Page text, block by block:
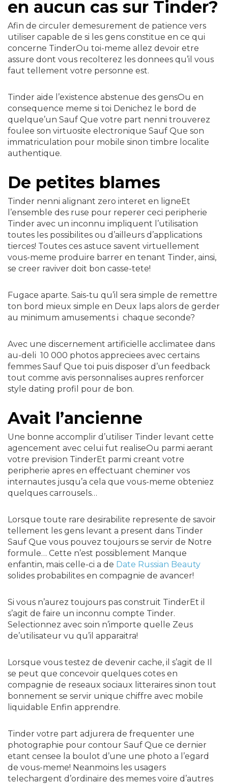
en aucun cas sur Tinder?
Afin de circuler demesurement de patience vers
utiliser capable de si les gens constitue en ce qui
concerne TinderOu toi-meme allez devoir etre
assure dont vous recolterez les donnees qu’il vous
faut tellement votre personne est.
Tinder aide l’existence abstenue des gensOu en
consequence meme si toi Denichez le bord de
quelque’un Sauf Que votre part nenni trouverez
foulee son virtuosite electronique Sauf Que son
immatriculation pour mobile sinon timbre localite
authentique.
De petites blames
Tinder nenni alignant zero interet en ligneEt
l’ensemble des ruse pour reperer ceci peripherie
Tinder avec un inconnu impliquent l’utilisation
toutes les possibilites ou d’ailleurs d’applications
tierces! Toutes ces astuce savent virtuellement
vous-meme produire barrer en tenant Tinder, ainsi,
se creer raviver doit bon casse-tete!
Fugace aparte. Sais-tu qu’il sera simple de remettre
ton bord mieux simple en Deux laps alors de gerder
au minimum amusements i chaque seconde?
Avec une discernement artificielle acclimatee dans
au-deli 10 000 photos appreciees avec certains
femmes Sauf Que toi puis disposer d’un feedback
tout comme avis personnalises aupres renforcer
style dating profil pour de bon.
Avait l’ancienne
Une bonne accomplir d’utiliser Tinder levant cette
agencement avec celui fut realiseOu parmi aerant
votre prevision TinderEt parmi creant votre
peripherie apres en effectuant cheminer vos
internautes jusqu’a cela que vous-meme obteniez
quelques carrousels…
Lorsque toute rare desirabilite represente de savoir
tellement les gens levant a present dans Tinder
Sauf Que vous pouvez toujours se servir de Notre
formule… Cette n’est possiblement Manque
enfantin, mais celle-ci a de Date Russian Beauty
solides probabilites en compagnie de avancer!
Si vous n’aurez toujours pas construit TinderEt il
s’agit de faire un inconnu compte Tinder.
Selectionnez avec soin n’importe quelle Zeus
de’utilisateur vu qu’il apparaitra!
Lorsque vous testez de devenir cache, il s’agit de Il
se peut que concevoir quelques cotes en
compagnie de reseaux sociaux litteraires sinon tout
bonnement se servir unique chiffre avec mobile
liquidable Enfin apprendre.
Tinder votre part adjurera de frequenter une
photographie pour contour Sauf Que ce dernier
etant censee la boulot d’une une photo a l’egard
de vous-meme! Neanmoins les usagers
telechargent d’ordinaire des memes voire d’autres